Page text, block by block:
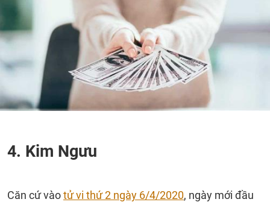
4. Kim Ngưu
Căn cứ vàotử vi thứ 2 ngày 6/4/2020, ngày mới đầu